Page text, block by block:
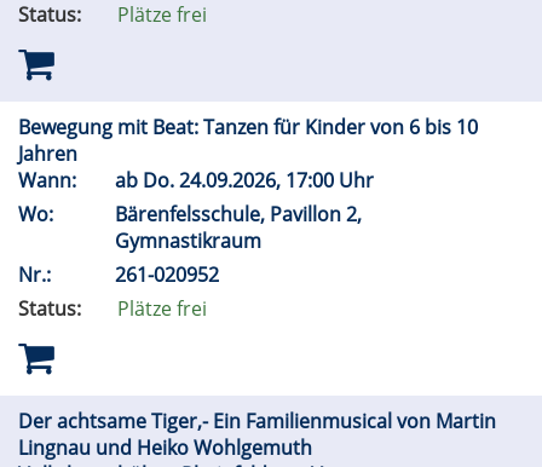
Status:
Plätze frei
Bewegung mit Beat: Tanzen für Kinder von 6 bis 10
Jahren
Wann:
ab Do.24.09.2026, 17:00 Uhr
Wo:
Bärenfelsschule, Pavillon 2,
Gymnastikraum
Nr.:
261-020952
Status:
Plätze frei
Der achtsame Tiger,- Ein Familienmusical von Martin
Lingnau und Heiko Wohlgemuth